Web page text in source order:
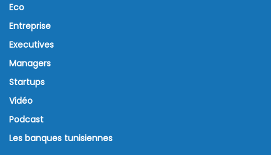
Eco
Entreprise
Executives
Managers
Startups
Vidéo
Podcast
Les banques tunisiennes